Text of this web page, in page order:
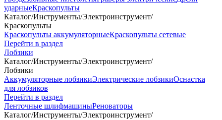
ударныеКраскопульты
Каталог/Инструменты/Электроинструмент/
Краскопульты
Краскопульты аккумуляторныеКраскопульты сетевые
Перейти в раздел
Лобзики
Каталог/Инструменты/Электроинструмент/
Лобзики
Аккумуляторные лобзикиЭлектрические лобзикиОснастка
для лобзиков
Перейти в раздел
Ленточные шлифмашиныРеноваторы
Каталог/Инструменты/Электроинструмент/